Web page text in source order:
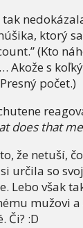
tak
ktorý
(Kto
Akože s
počet.)
does that
že netuší,
určila so
Lebo však
mužovi
Či? :D